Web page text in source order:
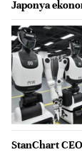
Japonya
StanChart